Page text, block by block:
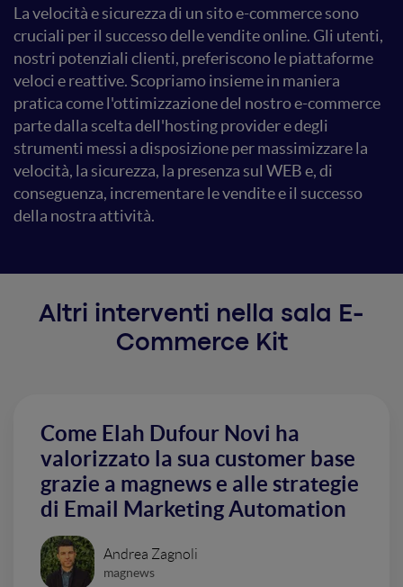
La velocità e sicurezza di un sito e-commerce sono
cruciali per il successo delle vendite online. Gli utenti,
nostri potenziali clienti, preferiscono le piattaforme
veloci e reattive. Scopriamo insieme in maniera
pratica come l'ottimizzazione del nostro e-commerce
parte dalla scelta dell'hosting provider e degli
strumenti messi a disposizione per massimizzare la
velocità, la sicurezza, la presenza sul WEB e, di
conseguenza, incrementare le vendite e il successo
della nostra attività.
Altri interventi nella sala E-
Commerce Kit
Come Elah Dufour Novi ha
valorizzato la sua customer base
grazie a magnews e alle strategie
di Email Marketing Automation
Andrea Zagnoli
magnews